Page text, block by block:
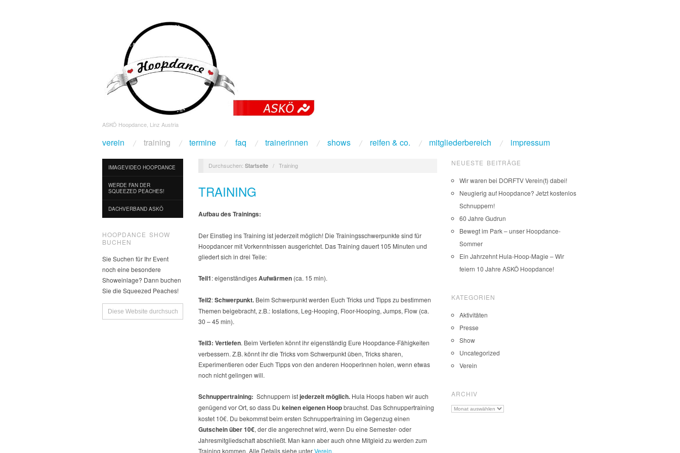
ASKÖ Hoopdance, Linz Austria
verein training termine faq trainerinnen shows reifen & co. mitgliederbereich impressum
IMAGEVIDEO HOOPDANCE
WERDE FAN DER
SQUEEZED PEACHES!
DACHVERBAND ASKÖ
HOOPDANCE SHOW
BUCHEN
Sie Suchen für Ihr Event
noch eine besondere
Showeinlage? Dann buchen
Sie die Squeezed Peaches!
Durchsuchen: Startseite / Training
TRAINING
Aufbau des Trainings:
Der Einstieg ins Training ist jederzeit möglich! Die Trainingsschwerpunkte sind für
Hoopdancer mit Vorkenntnissen ausgerichtet. Das Training dauert 105 Minuten und
gliedert sich in drei Teile:
Teil1: eigenständigesAufwärmen (ca. 15 min).
Teil2:Schwerpunkt. Beim Schwerpunkt werden Euch Tricks und Tipps zu bestimmen
Themen beigebracht, z.B.: Ioslations, Leg-Hooping, Floor-Hooping, Jumps, Flow (ca.
30 – 45 min).
Teil3: Vertiefen. Beim Vertiefen könnt ihr eigenständig Eure Hoopdance-Fähigkeiten
verbessern. Z.B. könnt ihr die Tricks vom Schwerpunkt üben, Tricks sharen,
Experimentieren oder Euch Tipps von den anderen HooperInnen holen, wenn etwas
noch nicht gelingen will.
Schnuppertraining: Schnuppern istjederzeit möglich. Hula Hoops haben wir auch
genügend vor Ort, so dass Du keinen eigenen Hoopbrauchst. Das Schnuppertraining
kostet 10€. Du bekommst beim ersten Schnuppertraining im Gegenzug einen
Gutscheinüber 10€, der die angerechnet wird, wenn Du eine Semester- oder
Jahresmitgliedschaft abschließt. Man kann aber auch ohne Mitgleid zu werden zum
Training kommen. Alle Details siehe unterVerein.
NEUESTE BEITRÄGE
Wir waren bei DORFTV Verein(t) dabei!
Neugierig auf Hoopdance? Jetzt kostenlos
Schnuppern!
60 Jahre Gudrun
Bewegt im Park – unser Hoopdance-
Sommer
Ein Jahrzehnt Hula-Hoop-Magie – Wir
feiern 10 Jahre ASKÖ Hoopdance!
KATEGORIEN
Aktivitäten
Presse
Show
Uncategorized
Verein
ARCHIV
Archiv